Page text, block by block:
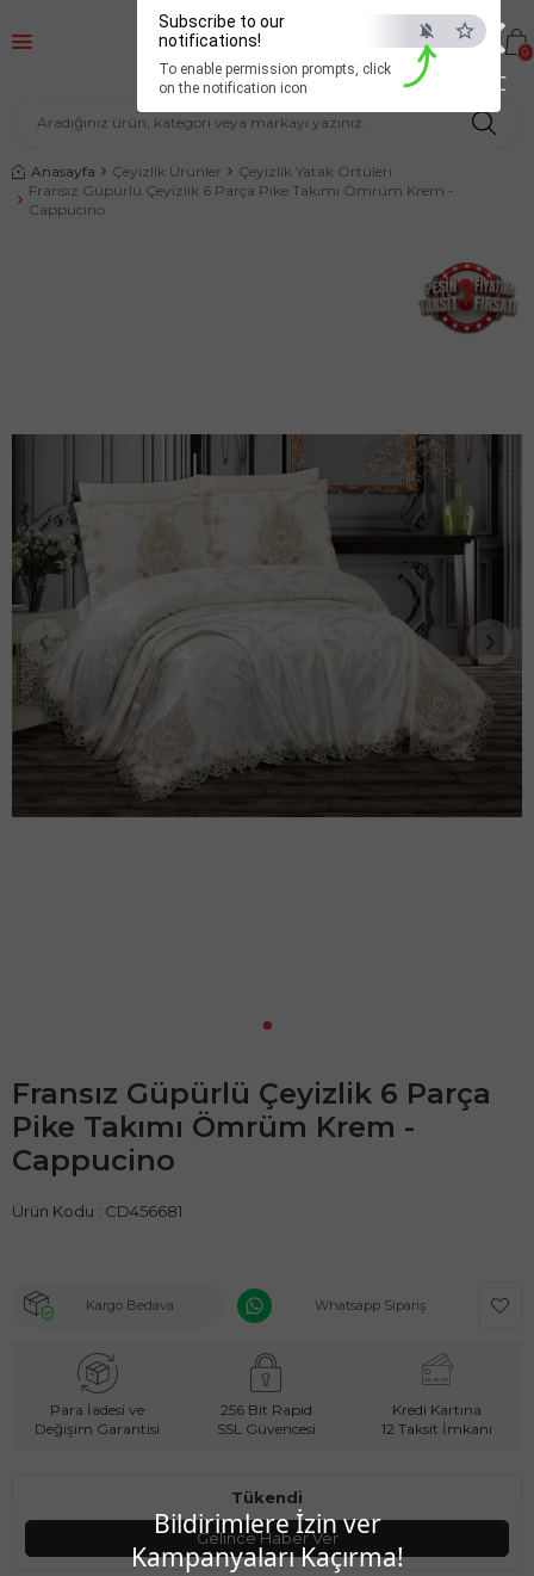
×
ESC
Bildirimlere İzin ver
Kampanyaları Kaçırma!
Subscribe to our
notifications!
To enable permission prompts, click
on the notification icon
0
Anasayfa Çeyizlik Ürünler
Çeyizlik Yatak Örtüleri
Fransız Güpürlü Çeyizlik 6 Parça Pike Takımı Ömrüm Krem -
Cappucino
Fransız Güpürlü Çeyizlik 6 Parça
Pike Takımı Ömrüm Krem -
Cappucino
Ürün Kodu : CD456681
Kargo Bedava Whatsapp Sipariş
Para İadesi ve
Değişim Garantisi
256 Bit Rapid
SSL Güvencesi
Kredi Kartına
12 Taksit İmkanı
Tükendi
Gelince Haber Ver